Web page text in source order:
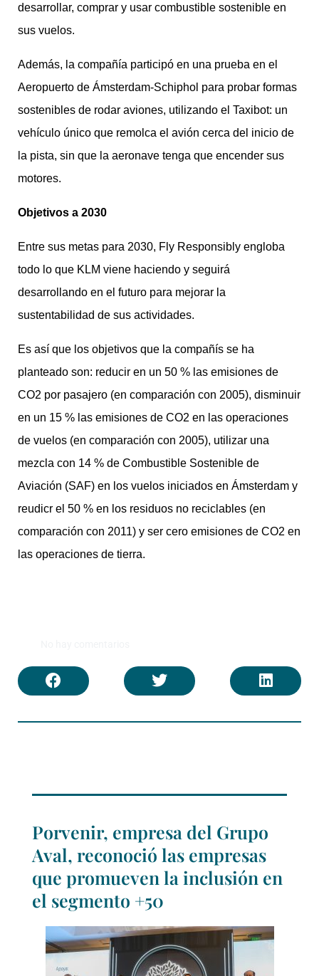
desarrollar, comprar y usar combustible sostenible en
sus vuelos.
Además, la compañía participó en una prueba en el
Aeropuerto de Ámsterdam-Schiphol para probar formas
sostenibles de rodar aviones, utilizando el Taxibot: un
vehículo único que remolca el avión cerca del inicio de
la pista, sin que la aeronave tenga que encender sus
motores.
Objetivos a 2030
Entre sus metas para 2030, Fly Responsibly engloba
todo lo que KLM viene haciendo y seguirá
desarrollando en el futuro para mejorar la
sustentabilidad de sus actividades.
Es así que los objetivos que la compañís se ha
planteado son: reducir en un 50 % las emisiones de
CO2 por pasajero (en comparación con 2005), disminuir
en un 15 % las emisiones de CO2 en las operaciones
de vuelos (en comparación con 2005), utilizar una
mezcla con 14 % de Combustible Sostenible de
Aviación (SAF) en los vuelos iniciados en Ámsterdam y
reudicr el 50 % en los residuos no reciclables (en
comparación con 2011) y ser cero emisiones de CO2 en
las operaciones de tierra.
Porvenir, empresa del Grupo
Aval, reconoció las empresas
que promueven la inclusión en
el segmento +50